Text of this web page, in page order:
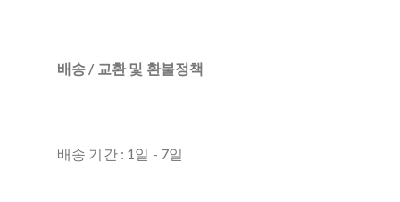
배송 / 교환 및 환불정책
배송 기간 : 1일 - 7일